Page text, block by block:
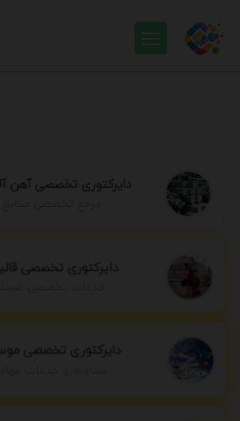
دایرکتوری تخصصی آهن
مرجع تخصصی
دایرکتوری تخصصی
دایرکتوری تخصصی
مشاوره و خدمات